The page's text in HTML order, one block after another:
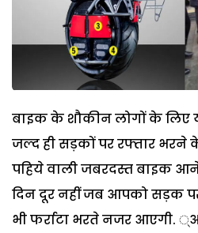
बाइक के शौकीन लोगों के लिए
जल्द ही सड़कों पर रफ्तार
पहिये वाली जबरदस्त बाइक आने
दिन दूर नहीं जब आपको सड़क
भी फर्राटा भरते नजर आएगी.